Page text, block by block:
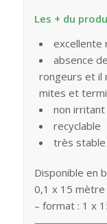
Les + du
excellente
absence
rongeurs et il
mites et
non irritant
recyclable
très stable
Disponible en
0,1 x 15 mètre
– format : 1 x